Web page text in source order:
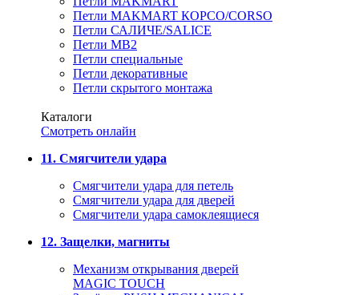
Петли MAKMART КОРСО/CORSO
Петли САЛИЧЕ/SALICE
Петли MB2
Петли специальные
Петли декоративные
Петли скрытого монтажа
Каталоги
Смотреть онлайн
11. Смягчители удара
Смягчители удара для петель
Смягчители удара для дверей
Cмягчители удара самоклеящиеся
12. Защелки, магниты
Механизм открывания дверей
MAGIC TOUCH